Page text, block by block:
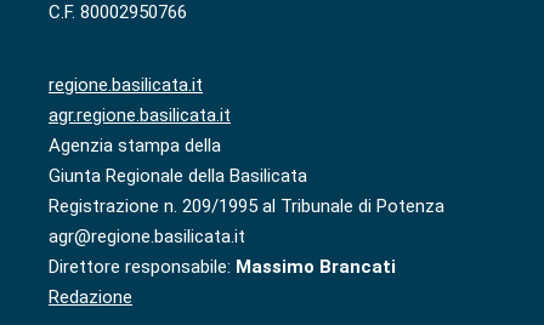
C.F. 80002950766
regione.basilicata.it
agr.regione.basilicata.it
Agenzia stampa della
Giunta Regionale della Basilicata
Registrazione n. 209/1995 al Tribunale di Potenza
agr@regione.basilicata.it
Direttore responsabile: Massimo Brancati
Redazione